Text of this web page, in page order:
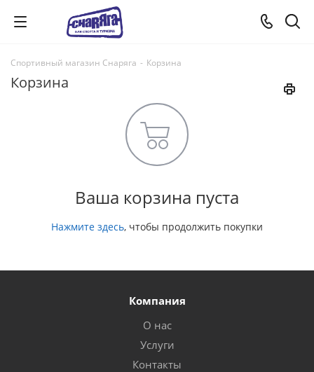
Спортивный магазин Снаряга - Корзина
Корзина
Ваша корзина пуста
Нажмите здесь, чтобы продолжить покупки
Компания
О нас
Услуги
Контакты